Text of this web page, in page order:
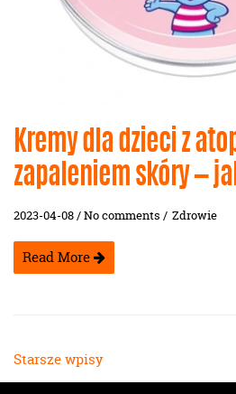
Kremy dla dzieci z
zapaleniem skóry —
2023-04-08 / No comments / Zdrowie
Read More
Nawigacja
po
Starsze wpisy